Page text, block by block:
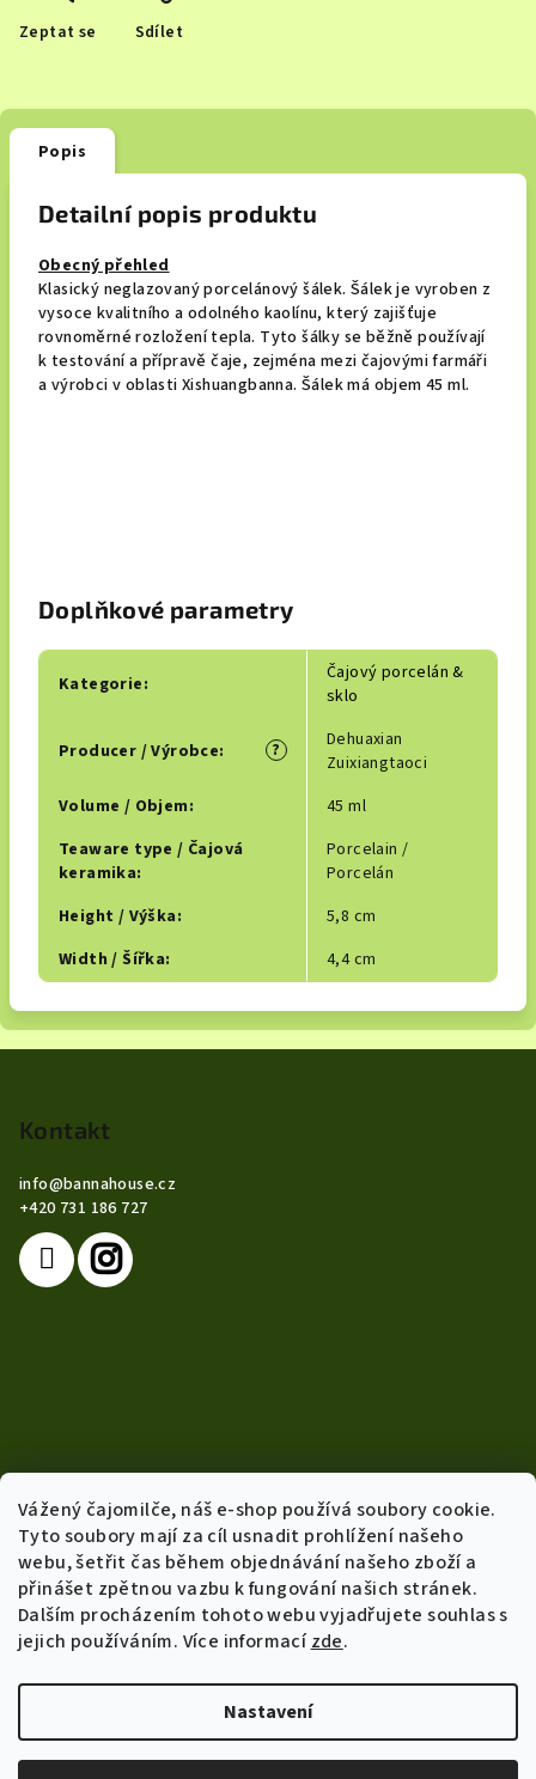
Vážený čajomilče, náš e-shop používá soubory cookie.
Tyto soubory mají za cíl usnadit prohlížení našeho
webu, šetřit čas během objednávání našeho zboží a
přinášet zpětnou vazbu k fungování našich stránek.
Dalším procházením tohoto webu vyjadřujete souhlas s
jejich používáním. Více informacízde.
Nastavení
Zeptat se Sdílet
Popis
Detailní popis produktu
Obecný přehled
Klasický neglazovaný porcelánový šálek. Šálek je vyroben z
vysoce kvalitního a odolného kaolínu, který zajišťuje
rovnoměrné rozložení tepla. Tyto šálky se běžně používají
k testování a přípravě čaje, zejména mezi čajovými farmáři
a výrobci v oblasti Xishuangbanna. Šálek má objem 45 ml.
Doplňkové parametry
Kategorie:
Čajový porcelán &
sklo
?
Producer / Výrobce:
Dehuaxian
Zuixiangtaoci
Volume / Objem:
45 ml
Teaware type / Čajová
keramika:
Porcelain /
Porcelán
Height / Výška:
5,8 cm
Width / Šířka: 4,4 cm
Kontakt
info@bannahouse.cz
+420 731 186 727
Info
Obchodní podmínky
Přepravní podmínky a vratky
Podmínky ochrany osobních údajů